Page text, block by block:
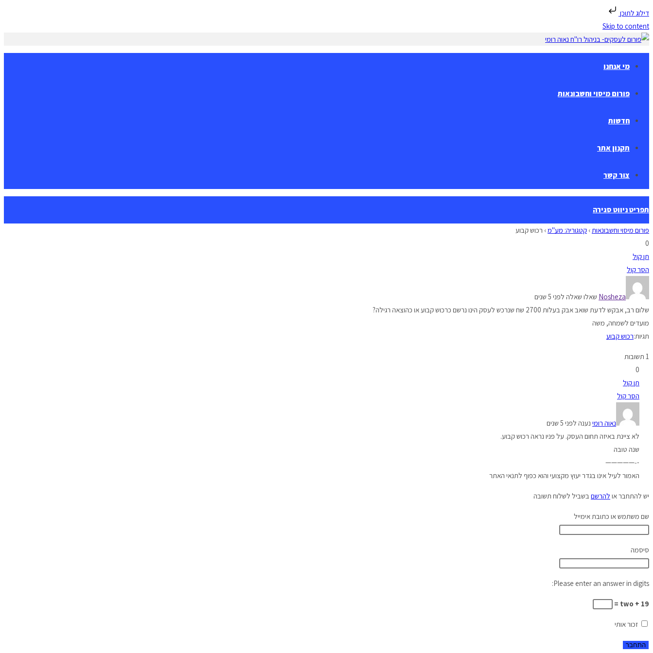
דילוג לתוכן
Skip to content
מי אנחנו
פורום מיסוי וחשבונאות
חדשות
תקנון אתר
צור קשר
תפריט ניווט סגירה
פורום מיסוי וחשבונאות› קטגוריה: מע"מ› רכוש קבוע
0
תן קול
הסר קול
Nosheza שאלו שאלה לפני 5 שנים
שלום רב, אבקש לדעת שואב אבק בעלות 2700 שח שנרכש לעסק הינו נרשם כרכוש קבוע או כהוצאה רגילה?
מועדים לשמחה, משה
תגיות:רכוש קבוע
1 תשובות
0
תן קול
הסר קול
נאוה רומי נענה לפני 5 שנים
לא ציינת באיזה תחום העסק. על פניו נראה רכוש קבוע.
שנה טובה
-‐—————
האמור לעיל אינו בגדר יעוץ מקצועי והוא כפוף לתנאי האתר
יש להתחבר או להרשם בשביל לשלוח תשובה
שם משתמש או כתובת אימייל
סיסמה
Please enter an answer in digits:
19 + two =
זכור אותי